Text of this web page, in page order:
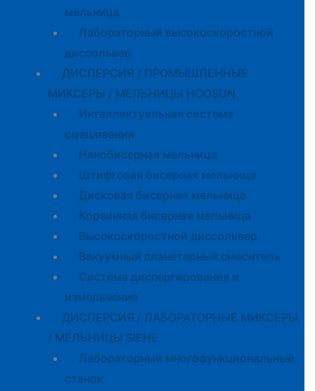
мельница
Лабораторный высокоскоростной
диссольвер
ДИСПЕРСИЯ / ПРОМЫШЛЕННЫЕ
МИКСЕРЫ / МЕЛЬНИЦЫ HOOSUN
Интеллектуальная система
смешивания
Нанобисерная мельница
Штифтовая бисерная мельница
Дисковая бисерная мельница
Корзинная бисерная мельница
Высокоскоростной диссольвер
Вакуумный планетарный смеситель
Система диспергирования и
измельчения
ДИСПЕРСИЯ / ЛАБОРАТОРНЫЕ МИКСЕРЫ
/ МЕЛЬНИЦЫ SIEHE
Лабораторный многофункциональный
станок